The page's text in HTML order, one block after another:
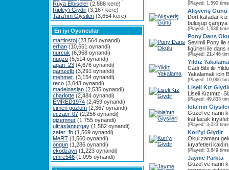
Rüya Elbiseler (2,888 kere)
Ripley'i Giydir (3,167 kere)
Tara'nın Giysileri (3,654 kere)
En iyi Oyuncular
martinstoj (23,564 oynandi)
erhan (10,651 oynandi)
nurcuk (6,968 oynandi)
nügzö (5,514 oynandi)
aqan_23 (4,676 oynandi)
gamzefb (3,291 oynandi)
mehmet. (3,154 oynandi)
reco (3,043 oynandi)
madeinaslan (2,535 oynandi)
charlotte (2,484 oynandi)
EMRED1974 (2,459 oynandi)
cimen gozlum (2,367 oynandi)
eczaci_07 (2,256 oynandi)
gizemnur (1,755 oynandi)
ultraslanturgay (1,582 oynandi)
zafer_fb (1,569 oynandi)
MeRT (1,560 oynandi)
ongun (1,286 oynandi)
ekodzayn (1,223 oynandi)
emre546 (1,095 oynandi)
(Played: 1,590
Alışveriş Günü
Dört kafadar
buluşup çarşıya
(Played: 1,636
Pony Dans
Sevimli Pony ile
figürleri ile dans
(Played: 21,446
Yildiz Yakalama
Cadi Bibi ile
Yakalamak icin
(Played: 10,066
Liseli Kız
Liseli Kızımızı
(Played: 49,833
lola'nın
Güzel ve narin
katılacak
(Played: 3,023
Kori'yi Giydir
Okul zamanı
kıyafetleri
(Played: 3,849
Jayme Parkta
Güzel ve narin